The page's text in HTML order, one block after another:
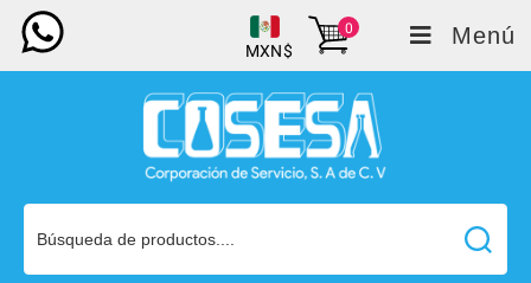
MXN$
0 Menú